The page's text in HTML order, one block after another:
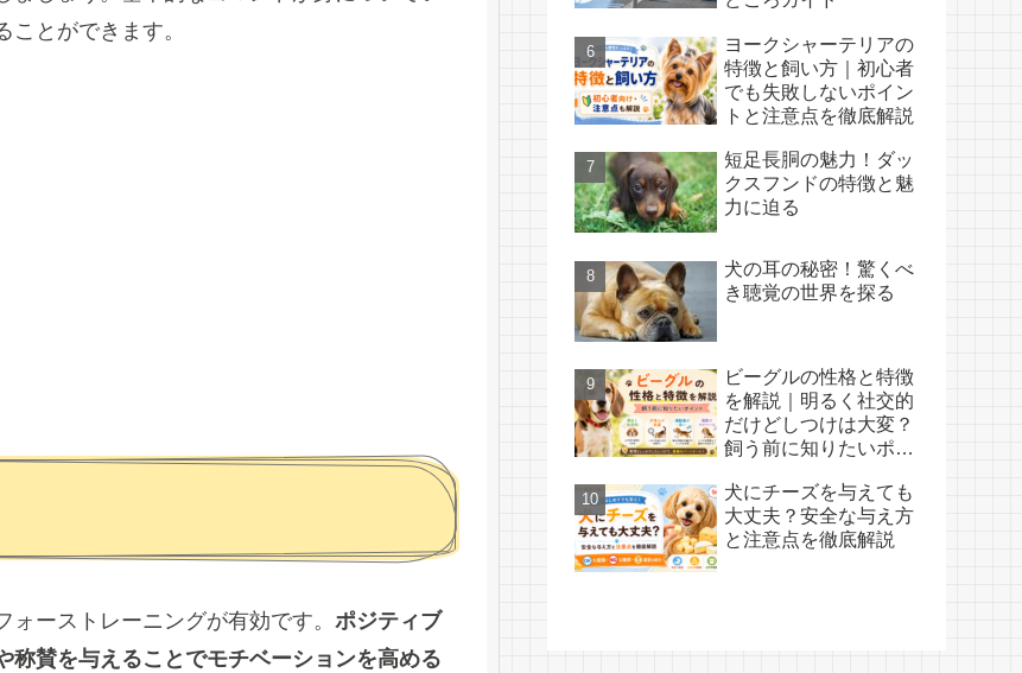
とができます。
ーストレーニングが有効です。 ポジティブ
称賛を与えることでモチベーションを高める
ヨークシャーテリアの
特徴と飼い方｜初心者
でも失敗しないポイン
トと注意点を徹底解説
短足長胴の魅力！ダッ
クスフンドの特徴と魅
力に迫る
犬の耳の秘密！驚くべ
き聴覚の世界を探る
ビーグルの性格と特徴
を解説｜明るく社交的
だけどしつけは大変？
飼う前に知りたいポイ
犬にチーズを与えても
大丈夫？安全な与え方
と注意点を徹底解説